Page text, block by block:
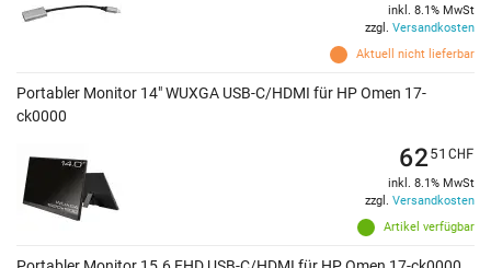
Aktuell nicht lieferbar
inkl. 8.1% MwSt
zzgl. Versandkosten
Portabler Monitor 14" WUXGA USB-C/HDMI für HP Omen 17-
ck0000
Artikel verfügbar
6251 CHF
inkl. 8.1% MwSt
zzgl. Versandkosten